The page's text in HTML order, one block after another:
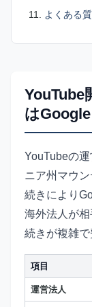
よくある
YouTube
はGoogle
YouTubeの
ニア州マウ
続きにより
海外法人が
続きが複雑で
項目
運営法人